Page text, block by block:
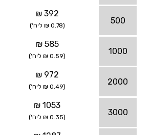
500
392 ₪
(0.78 ₪ ליח')
1000
585 ₪
(0.59 ₪ ליח')
2000
972 ₪
(0.49 ₪ ליח')
3000
1053 ₪
(0.35 ₪ ליח')